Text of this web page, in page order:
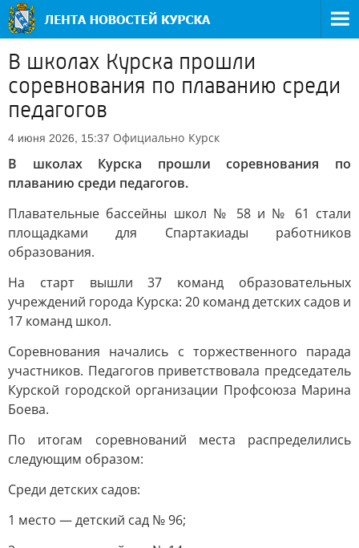
В школах Курска прошли
соревнования по плаванию среди
педагогов
4 июня 2026, 15:37 Официально Курск
В школах Курска прошли соревнования по
плаванию среди педагогов.
Плавательные бассейны школ № 58 и № 61 стали
площадками для Спартакиады работников
образования.
На старт вышли 37 команд образовательных
учреждений города Курска: 20 команд детских садов и
17 команд школ.
Соревнования начались с торжественного парада
участников. Педагогов приветствовала председатель
Курской городской организации Профсоюза Марина
Боева.
По итогам соревнований места распределились
следующим образом:
Среди детских садов:
1 место — детский сад № 96;